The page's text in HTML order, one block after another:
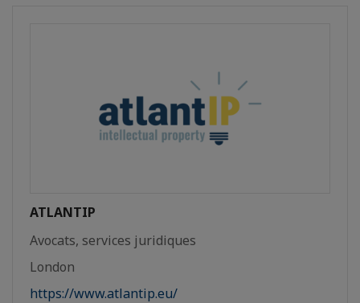
ATLANTIP
Avocats, services juridiques
London
https://www.atlantip.eu/